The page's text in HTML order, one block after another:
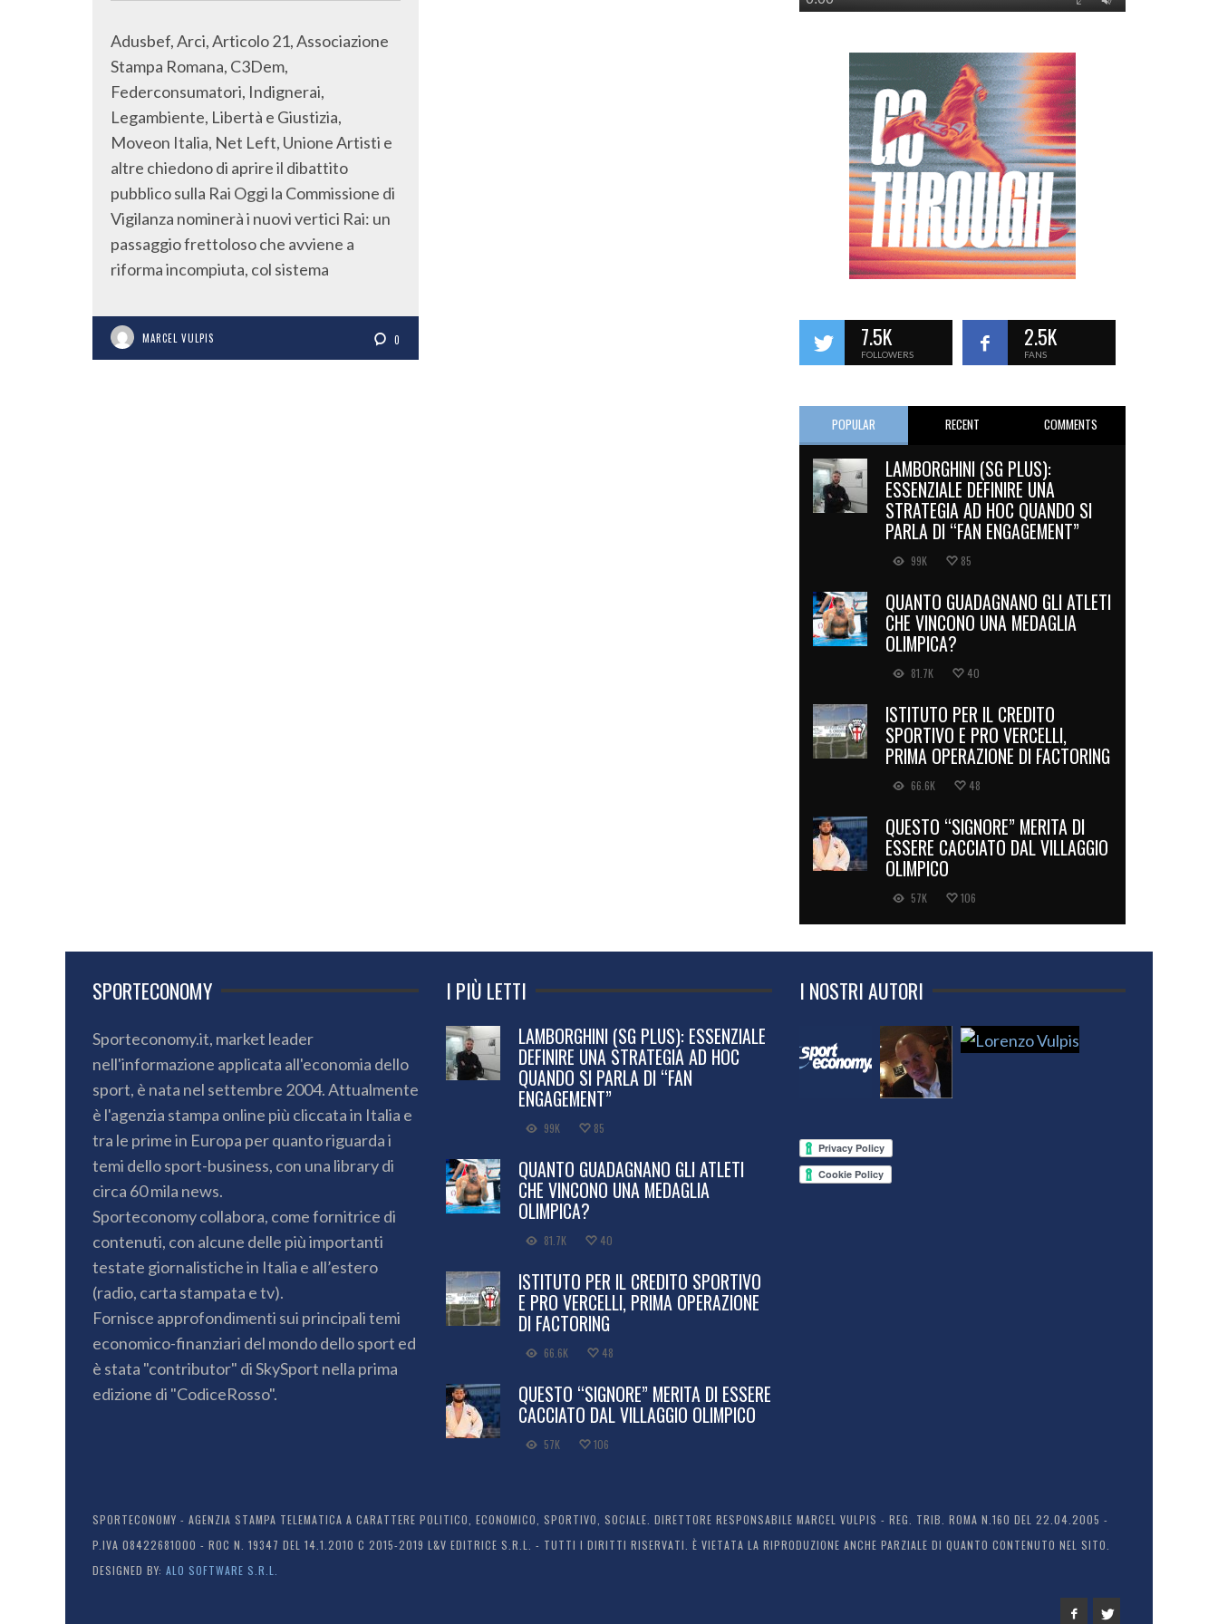
Adusbef, Arci, Articolo 21, Associazione
Stampa Romana, C3Dem,
Federconsumatori, Indignerai,
Legambiente, Libertà e Giustizia,
Moveon Italia, Net Left, Unione Artisti e
altre chiedono di aprire il dibattito
pubblico sulla Rai Oggi la Commissione di
Vigilanza nominerà i nuovi vertici Rai: un
passaggio frettoloso che avviene a
riforma incompiuta, col sistema
MARCEL VULPIS 0 7.5K
FOLLOWERS
2.5K
FANS
POPULAR RECENT COMMENTS
LAMBORGHINI (SG PLUS):
ESSENZIALE DEFINIRE UNA
STRATEGIA AD HOC QUANDO SI
PARLA DI “FAN ENGAGEMENT”
99K 85
QUANTO GUADAGNANO GLI ATLETI
CHE VINCONO UNA MEDAGLIA
OLIMPICA?
81.7K 40
ISTITUTO PER IL CREDITO
SPORTIVO E PRO VERCELLI,
PRIMA OPERAZIONE DI FACTORING
66.6K 48
QUESTO “SIGNORE” MERITA DI
ESSERE CACCIATO DAL VILLAGGIO
OLIMPICO
57K 106
SPORTECONOMY
Sporteconomy.it, market leader
nell'informazione applicata all'economia dello
sport, è nata nel settembre 2004. Attualmente
è l'agenzia stampa online più cliccata in Italia e
tra le prime in Europa per quanto riguarda i
temi dello sport-business, con una library di
circa 60 mila news.
Sporteconomy collabora, come fornitrice di
contenuti, con alcune delle più importanti
testate giornalistiche in Italia e all’estero
(radio, carta stampata e tv).
Fornisce approfondimenti sui principali temi
economico-finanziari del mondo dello sport ed
è stata "contributor" di SkySport nella prima
edizione di "CodiceRosso".
I PIÙ LETTI
LAMBORGHINI (SG PLUS): ESSENZIALE
DEFINIRE UNA STRATEGIA AD HOC
QUANDO SI PARLA DI “FAN
ENGAGEMENT”
99K 85
QUANTO GUADAGNANO GLI ATLETI
CHE VINCONO UNA MEDAGLIA
OLIMPICA?
81.7K 40
ISTITUTO PER IL CREDITO SPORTIVO
E PRO VERCELLI, PRIMA OPERAZIONE
DI FACTORING
66.6K 48
QUESTO “SIGNORE” MERITA DI ESSERE
CACCIATO DAL VILLAGGIO OLIMPICO
57K 106
I NOSTRI AUTORI
SPORTECONOMY - AGENZIA STAMPA TELEMATICA A CARATTERE POLITICO, ECONOMICO, SPORTIVO, SOCIALE. DIRETTORE RESPONSABILE MARCEL VULPIS - REG. TRIB. ROMA N.160 DEL 22.04.2005 -
P.IVA 08422681000 - ROC N. 19347 DEL 14.1.2010 C 2015-2019 L&V EDITRICE S.R.L. - TUTTI I DIRITTI RISERVATI. È VIETATA LA RIPRODUZIONE ANCHE PARZIALE DI QUANTO CONTENUTO NEL SITO.
DESIGNED BY: ALO SOFTWARE S.R.L.